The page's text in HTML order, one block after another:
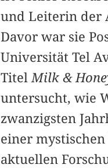
und Leiterin der
Davor war sie
Universität Tel
Titel Milk &
untersucht, wie
zwanzigsten
einer
aktuellen